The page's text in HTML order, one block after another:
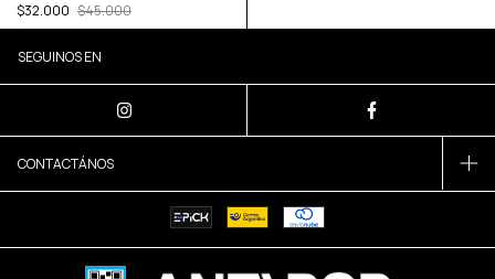
$32.000 $45.000
SEGUINOS EN
CONTACTÁNOS